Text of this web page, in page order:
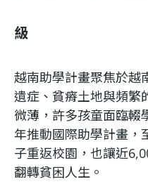
級
越南助學計畫聚焦於越
遺症、貧瘠土地與頻繁
微薄，許多孩童面臨輟
年推動國際助學計畫，
子重返校園，也讓近
翻轉貧困人生。